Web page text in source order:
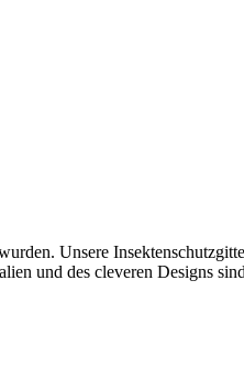
Unsere
und des cleveren Designs